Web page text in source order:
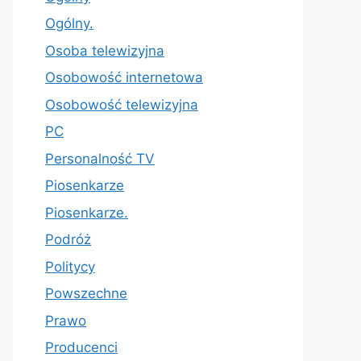
Ogólny.
Osoba telewizyjna
Osobowość internetowa
Osobowość telewizyjna
PC
Personalność TV
Piosenkarze
Piosenkarze.
Podróż
Politycy
Powszechne
Prawo
Producenci